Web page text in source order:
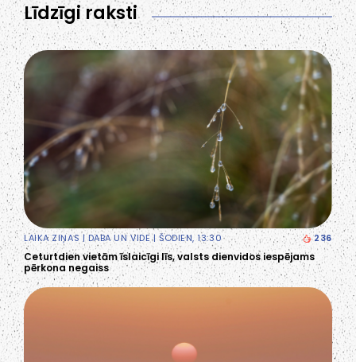
Līdzīgi raksti
LAIKA ZIŅAS|DABA UN VIDE| ŠODIEN, 13:30 236
Ceturtdien vietām īslaicīgi līs, valsts dienvidos iespējams
pērkona negaiss